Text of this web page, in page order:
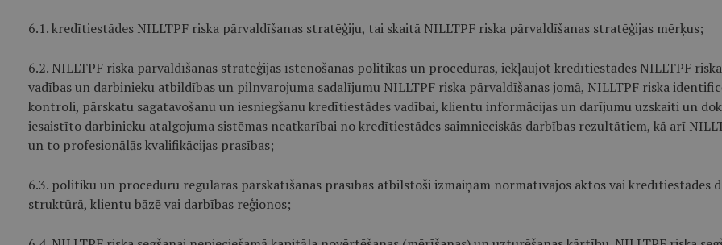
6.1. kredītiestādes NILLTPF riska pārvaldīšanas stratēģiju, tai skaitā NILLTPF riska pārvaldīšanas stratēģijas mērķus;
6.2. NILLTPF riska pārvaldīšanas stratēģijas īstenošanas politikas un procedūras, iekļaujot kredītiestādes NILLTPF
vadības un darbinieku atbildības un pilnvarojuma sadalījumu NILLTPF riska pārvaldīšanas jomā, NILLTPF riska
kontroli, pārskatu sagatavošanu un iesniegšanu kredītiestādes vadībai, klientu informācijas un darījumu uzskaiti un
iesaistīto darbinieku atalgojuma sistēmas neatkarībai no kredītiestādes saimnieciskās darbības rezultātiem, kā arī
un to profesionālās kvalifikācijas prasības;
6.3. politiku un procedūru regulāras pārskatīšanas prasības atbilstoši izmaiņām normatīvajos aktos vai kredītiestādes
struktūrā, klientu bāzē vai darbības reģionos;